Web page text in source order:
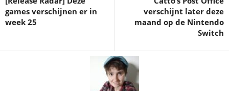
games verschijnen er in
week 25
verschijnt later deze
maand op de Nintendo
Switch